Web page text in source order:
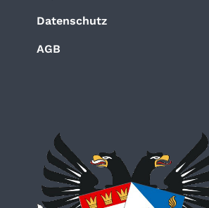
Datenschutz
AGB